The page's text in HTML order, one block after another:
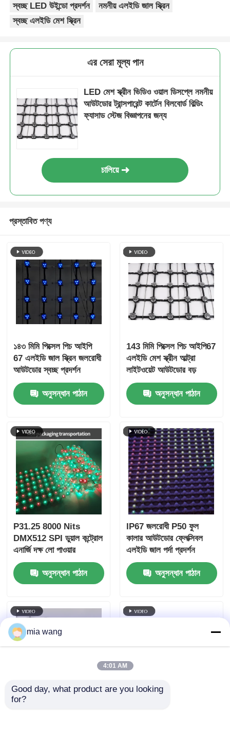
স্বচ্ছ LED উইন্ডো প্রদর্শন
নমনীয় এলইডি জাল স্ক্রিন
স্বচ্ছ এলইডি মেশ স্ক্রিন
এর সেরা মূল্য পান
LED মেশ স্ক্রীন ভিডিও ওয়াল ডিসপ্লে নমনীয়
আউটডোর ট্রান্সপারেন্ট কার্টেন বিলবোর্ড বিল্ডিং
ফ্যাসাড স্টেজ বিজ্ঞাপনের জন্য
চালিয়ে
প্রস্তাবিত পণ্য
১৪৩ মিমি পিক্সেল পিচ আইপি
67 এলইডি জাল স্ক্রিন জলরোধী
আউটডোর স্বচ্ছ প্রদর্শন
সাংস্কৃতিক পর্যটন নাইট ভিউ
প্রকল্পের জন্যঅনুসন্ধান পাঠান
143 মিমি পিক্সেল পিচ আইপি67
এলইডি মেশ স্ক্রীন আল্ট্রা
লাইটওয়েট আউটডোর বড়
ডিসপ্লে শহুরে ল্যান্ডস্কেপ
সৃজনশীল প্রকল্পের জন্য
অনুসন্ধান পাঠান
P31.25 8000 Nits
DMX512 SPI ডুয়াল কন্ট্রোল
এনার্জি দক্ষ লো পাওয়ার
আউটডোর এলইডি মেশ স্ক্রীন
ডিসপ্লে
অনুসন্ধান পাঠান
IP67 জলরোধী P50 ফুল
কালার আউটডোর ফ্লেক্সিবল
এলইডি জাল পর্দা প্রদর্শন
অনুসন্ধান পাঠান
mia wang
4:01 AM
Good day, what product are you looking
for?